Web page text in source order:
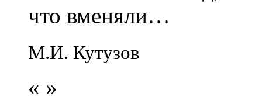
что вменяли…
М.И. Кутузов
« »